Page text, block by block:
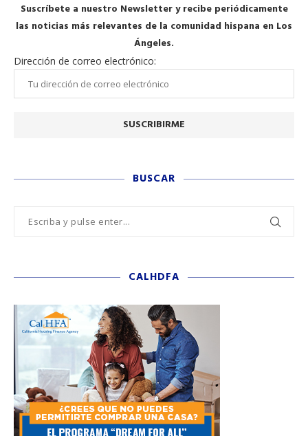
Suscríbete a nuestro Newsletter y recibe periódicamente
las noticias más relevantes de la comunidad hispana en Los
Ángeles.
Dirección de correo electrónico:
BUSCAR
CALHDFA